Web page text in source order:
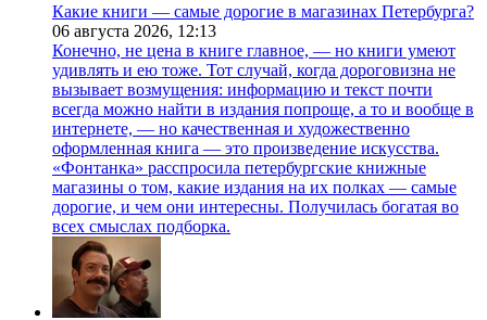
Какие книги — самые дорогие в магазинах Петербурга?
06 августа 2026, 12:13
Конечно, не цена в книге главное, — но книги умеют
удивлять и ею тоже. Тот случай, когда дороговизна не
вызывает возмущения: информацию и текст почти
всегда можно найти в издания попроще, а то и вообще в
интернете, — но качественная и художественно
оформленная книга — это произведение искусства.
«Фонтанка» расспросила петербургские книжные
магазины о том, какие издания на их полках — самые
дорогие, и чем они интересны. Получилась богатая во
всех смыслах подборка.